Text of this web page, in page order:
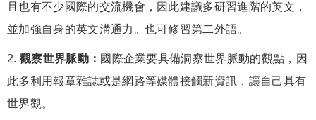
且也有不少國際的交流機會，因此建議多研習進階的英文，
並加強自身的英文溝通力。也可修習第二外語。
2. 觀察世界脈動： 國際企業要具備洞察世界脈動的觀點，因
此多利用報章雜誌或是網路等媒體接觸新資訊，讓自己具有
世界觀。